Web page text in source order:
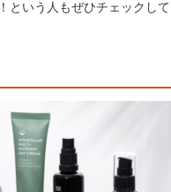
という人もぜひチェックして